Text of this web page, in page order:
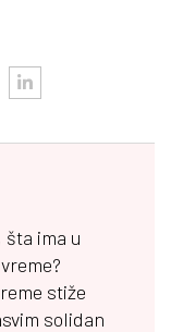
šta ima u
stiže
solidan